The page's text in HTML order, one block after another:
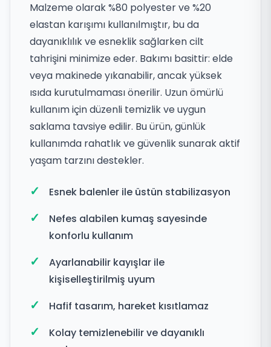
Malzeme olarak %80 polyester ve %20
elastan karışımı kullanılmıştır, bu da
dayanıklılık ve esneklik sağlarken cilt
tahrişini minimize eder. Bakımı basittir: elde
veya makinede yıkanabilir, ancak yüksek
ısıda kurutulmaması önerilir. Uzun ömürlü
kullanım için düzenli temizlik ve uygun
saklama tavsiye edilir. Bu ürün, günlük
kullanımda rahatlık ve güvenlik sunarak aktif
yaşam tarzını destekler.
Esnek balenler ile üstün stabilizasyon
Nefes alabilen kumaş sayesinde
konforlu kullanım
Ayarlanabilir kayışlar ile
kişiselleştirilmiş uyum
Hafif tasarım, hareket kısıtlamaz
Kolay temizlenebilir ve dayanıklı